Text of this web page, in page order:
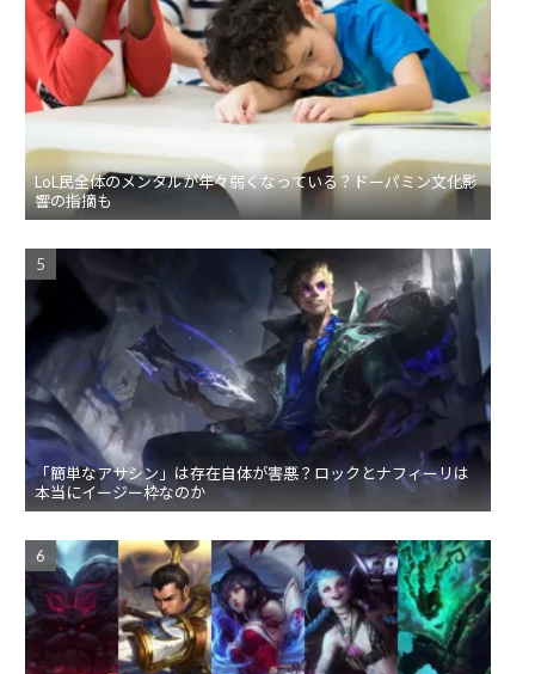
LoL民全体のメンタルが年々弱くなっている？ドーパミン文化影
響の指摘も
「簡単なアサシン」は存在自体が害悪？ロックとナフィーリは
本当にイージー枠なのか